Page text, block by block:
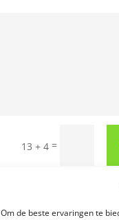
Om de beste ervaringen te
13 + 4 =